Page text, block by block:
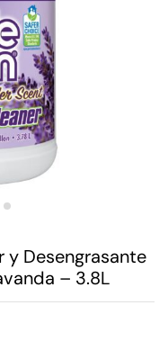
y Desengrasante
– 3.8L